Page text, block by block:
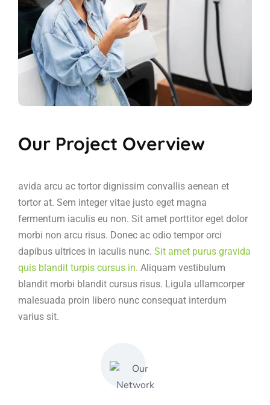
Our Project Overview
avida arcu ac tortor dignissim convallis aenean et
tortor at. Sem integer vitae justo eget magna
fermentum iaculis eu non. Sit amet porttitor eget dolor
morbi non arcu risus. Donec ac odio tempor orci
dapibus ultrices in iaculis nunc. Sit amet purus gravida
quis blandit turpis cursus in. Aliquam vestibulum
blandit morbi blandit cursus risus. Ligula ullamcorper
malesuada proin libero nunc consequat interdum
varius sit.